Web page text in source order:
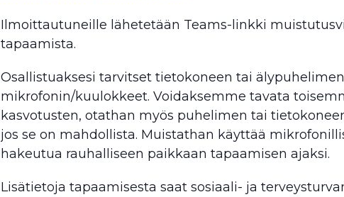
Ilmoittautuneille lähetetään Teams-linkki
tapaamista.
Osallistuaksesi tarvitset tietokoneen tai
mikrofonin/kuulokkeet. Voidaksemme tavata
kasvotusten, otathan myös puhelimen tai
jos se on mahdollista. Muistathan käyttää
hakeutua rauhalliseen paikkaan tapaamisen ajaksi.
Lisätietoja tapaamisesta saat sosiaali- ja